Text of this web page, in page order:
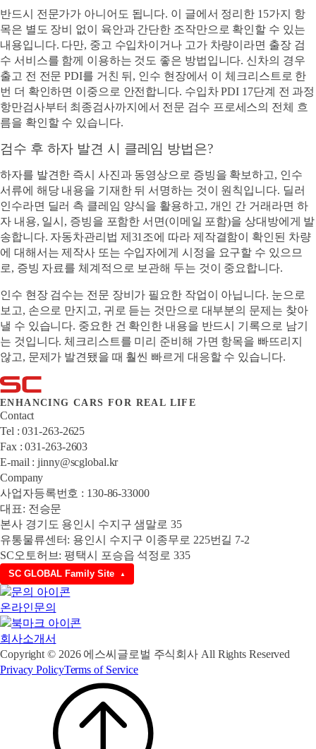
반드시 전문가가 아니어도 됩니다. 이 글에서 정리한 15가지 항
목은 별도 장비 없이 육안과 간단한 조작만으로 확인할 수 있는
내용입니다. 다만, 중고 수입차이거나 고가 차량이라면 출장 검
수 서비스를 함께 이용하는 것도 좋은 방법입니다. 신차의 경우
출고 전 전문 PDI를 거친 뒤, 인수 현장에서 이 체크리스트로 한
번 더 확인하면 이중으로 안전합니다. 수입차 PDI 17단계 전 과정
항만검사부터 최종검사까지에서 전문 검수 프로세스의 전체 흐
름을 확인할 수 있습니다.
검수 후 하자 발견 시 클레임 방법은?
하자를 발견한 즉시 사진과 동영상으로 증빙을 확보하고, 인수
서류에 해당 내용을 기재한 뒤 서명하는 것이 원칙입니다. 딜러
인수라면 딜러 측 클레임 양식을 활용하고, 개인 간 거래라면 하
자 내용, 일시, 증빙을 포함한 서면(이메일 포함)을 상대방에게 발
송합니다. 자동차관리법 제31조에 따라 제작결함이 확인된 차량
에 대해서는 제작사 또는 수입자에게 시정을 요구할 수 있으므
로, 증빙 자료를 체계적으로 보관해 두는 것이 중요합니다.
인수 현장 검수는 전문 장비가 필요한 작업이 아닙니다. 눈으로
보고, 손으로 만지고, 귀로 듣는 것만으로 대부분의 문제는 찾아
낼 수 있습니다. 중요한 건 확인한 내용을 반드시 기록으로 남기
는 것입니다. 체크리스트를 미리 준비해 가면 항목을 빠뜨리지
않고, 문제가 발견됐을 때 훨씬 빠르게 대응할 수 있습니다.
ENHANCING CARS FOR REAL LIFE
Contact
Tel : 031-263-2625
Fax : 031-263-2603
E-mail : jinny@scglobal.kr
Company
사업자등록번호 : 130-86-33000
대표: 전승문
본사 경기도 용인시 수지구 샘말로 35
유통물류센터: 용인시 수지구 이종무로 225번길 7-2
SC오토허브: 평택시 포승읍 석정로 335
SC GLOBAL Family Site ▲
온라인문의
회사소개서
Copyright © 2026 에스씨글로벌 주식회사 All Rights Reserved
Privacy PolicyTerms of Service